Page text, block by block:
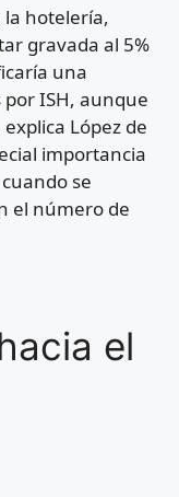
la hotelería,
gravada al 5%
una
ISH, aunque
López de
importancia
se
el número de
el